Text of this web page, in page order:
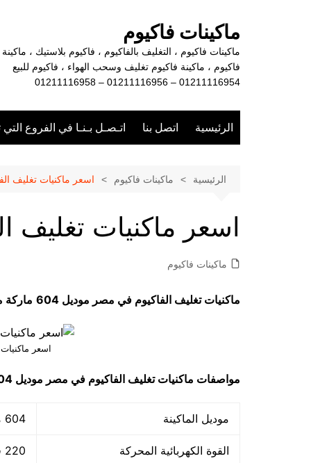
ماكينات فاكيوم
ماكينات فاكيوم ، التغليف بالفاكيوم ، فاكيوم بلاستيك ، ماكينة
فاكيوم ، ماكينة فاكيوم تغليف وسحب الهواء ، فاكيوم للبيع
01211116954 – 01211116956 – 01211116958
الرئيسية اتصل بنا اتـصـل بـنـا في الفروع
الرئيسية ماكينات فاكيوم اسعر ماكنيات تغليف
اسعر ماكنيات تغليف
ماكينات فاكيوم
ماكنيات تغليف الفاكيوم في مصر موديل 604
اسعر
مواصفات ماكنيات تغليف الفاكيوم في مصر موديل 604
موديل الماكينة 604 ماركة مهندس منسي
القوة الكهربائية المحركة 220 فولت – 50هرتز